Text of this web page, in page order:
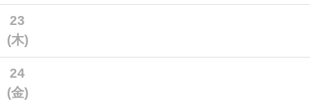
23
(木)
24
(金)